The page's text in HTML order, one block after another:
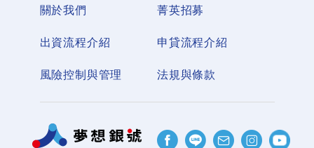
關於我們 菁英招募
出資流程介紹 申貸流程介紹
風險控制與管理 法規與條款